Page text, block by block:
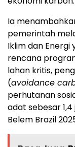
Ia
pemerintah
Iklim dan
rencana
lahan kritis,
(avoidance
perhutanan
adat sebesar 1,4
Belem Brazil